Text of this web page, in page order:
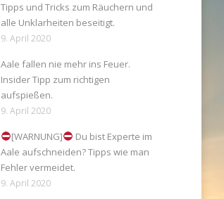
Tipps und Tricks zum Räuchern und
alle Unklarheiten beseitigt.
9. April 2020
Aale fallen nie mehr ins Feuer.
Insider Tipp zum richtigen
aufspießen.
9. April 2020
[WARNUNG]
Du bist Experte im
Aale aufschneiden? Tipps wie man
Fehler vermeidet.
9. April 2020